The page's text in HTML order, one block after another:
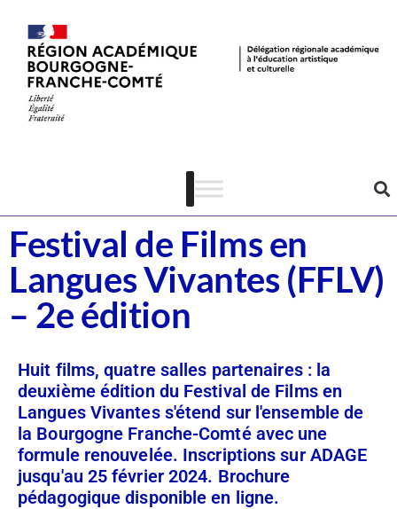
Festival de Films en
Langues Vivantes (FFLV)
– 2e édition
Huit films, quatre salles partenaires : la
deuxième édition du Festival de Films en
Langues Vivantes s'étend sur l'ensemble de
la Bourgogne Franche-Comté avec une
formule renouvelée. Inscriptions sur ADAGE
jusqu'au 25 février 2024. Brochure
pédagogique disponible en ligne.